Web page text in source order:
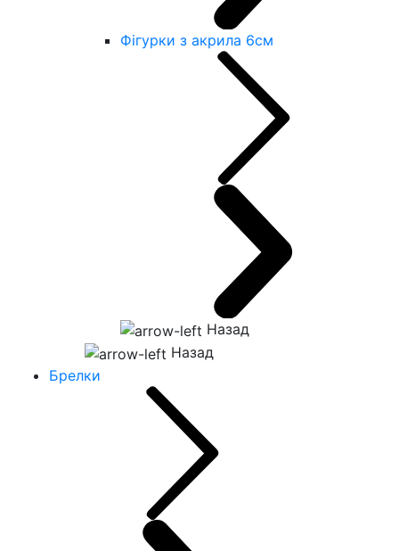
Фігурки з акрила 6см
Назад
Назад
Брелки